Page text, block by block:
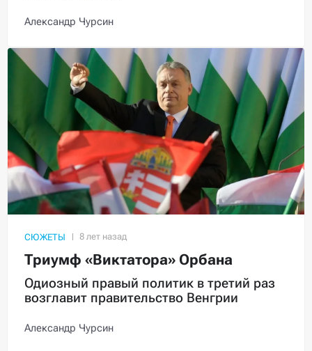
Александр Чурсин
СЮЖЕТЫ
Триумф «Виктатора» Орбана
Одиозный правый политик в третий раз
возглавит правительство Венгрии
Александр Чурсин